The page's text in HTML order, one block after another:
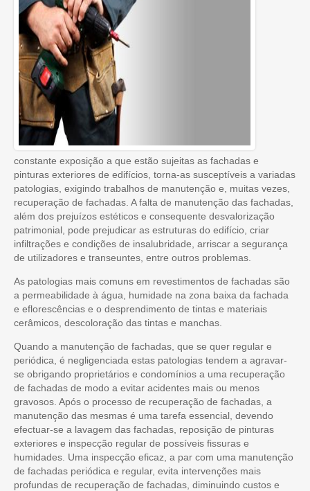
constante exposição a que estão sujeitas as fachadas e
pinturas exteriores de edifícios, torna-as susceptíveis a variadas
patologias, exigindo trabalhos de manutenção e, muitas vezes,
recuperação de fachadas. A falta de manutenção das fachadas,
além dos prejuízos estéticos e consequente desvalorização
patrimonial, pode prejudicar as estruturas do edifício, criar
infiltrações e condições de insalubridade, arriscar a segurança
de utilizadores e transeuntes, entre outros problemas.
As patologias mais comuns em revestimentos de fachadas são
a permeabilidade à água, humidade na zona baixa da fachada
e eflorescências e o desprendimento de tintas e materiais
cerâmicos, descoloração das tintas e manchas.
Quando a manutenção de fachadas, que se quer regular e
periódica, é negligenciada estas patologias tendem a agravar-
se obrigando proprietários e condomínios a uma recuperação
de fachadas de modo a evitar acidentes mais ou menos
gravosos. Após o processo de recuperação de fachadas, a
manutenção das mesmas é uma tarefa essencial, devendo
efectuar-se a lavagem das fachadas, reposição de pinturas
exteriores e inspecção regular de possíveis fissuras e
humidades. Uma inspecção eficaz, a par com uma manutenção
de fachadas periódica e regular, evita intervenções mais
profundas de recuperação de fachadas, diminuindo custos e